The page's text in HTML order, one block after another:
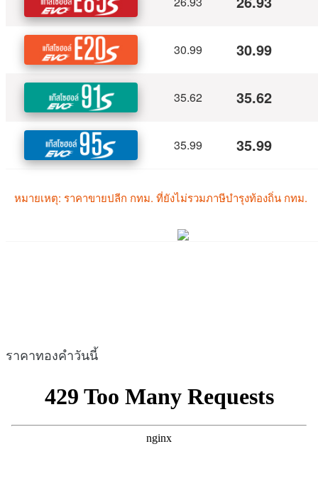
ราคาทองคำวันนี้